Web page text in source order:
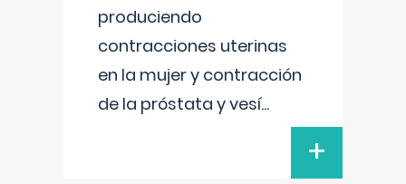
produciendo
contracciones uterinas
en la mujer y contracción
de la próstata y vesí...
+